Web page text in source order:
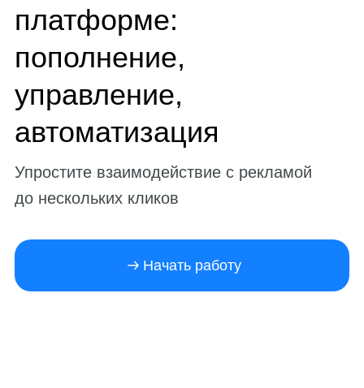
платформе:
пополнение,
управление,
автоматизация
Упростите взаимодействие с рекламой
до нескольких кликов
Начать работу